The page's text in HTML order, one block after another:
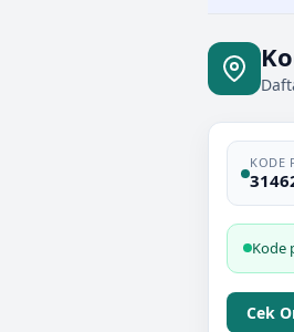
KODE
Kode
Cek